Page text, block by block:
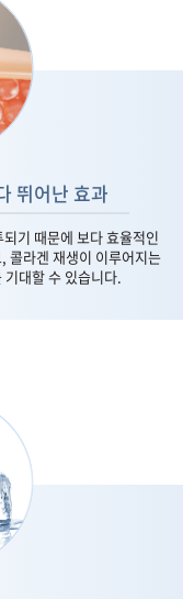
뛰어난 효과
기 때문에 보다 효율적인
콜라겐 재생이 이루어지는
대할 수 있습니다.